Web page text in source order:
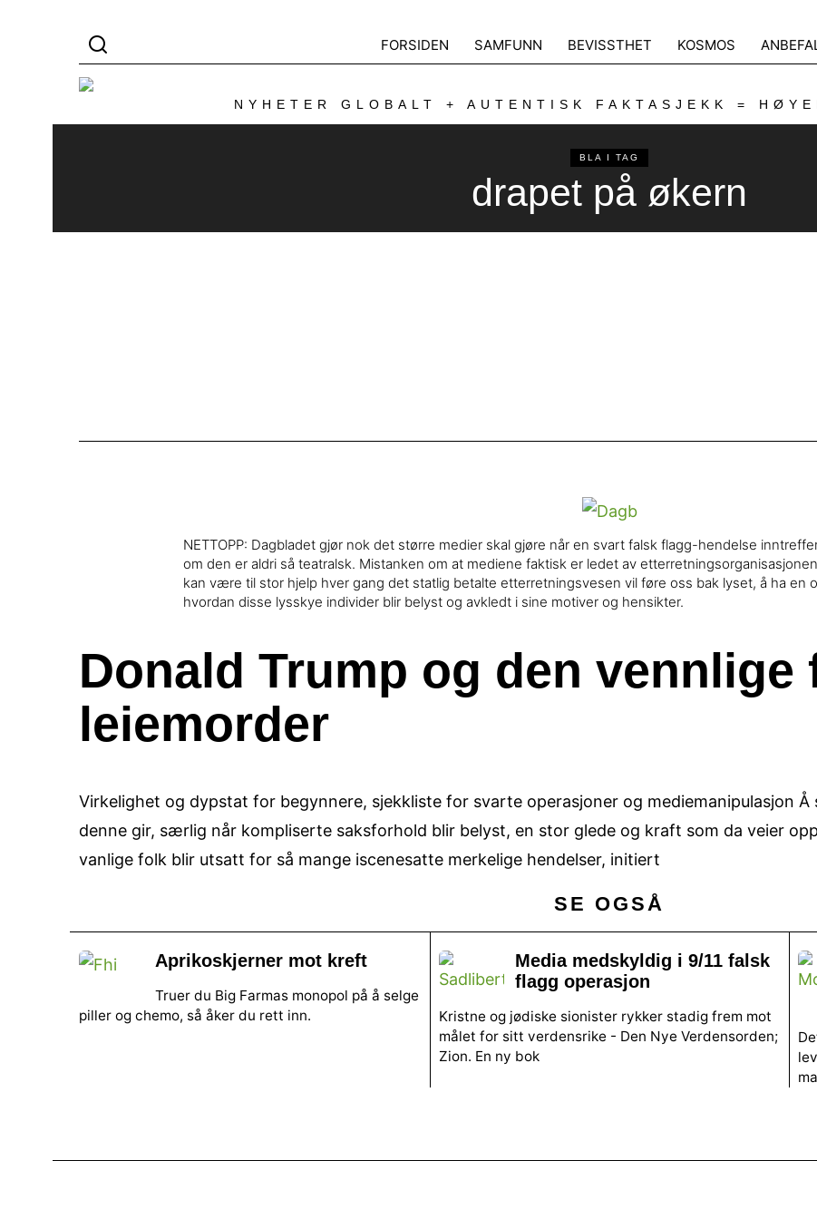
FORSIDEN SAMFUNN BEVISSTHET KOSMOS
NYHETER GLOBALT + AUTENTISK FAKTASJEKK =
BLA I TAG
drapet på økern
NETTOPP: Dagbladet gjør nok det større medier skal gjøre når en svart falsk flagg-hendelse
om den er aldri så teatralsk. Mistanken om at mediene faktisk er ledet av
kan være til stor hjelp hver gang det statlig betalte etterretningsvesen vil føre oss bak lyset, å ha en
hvordan disse lysskye individer blir belyst og avkledt i sine motiver og hensikter.
Donald Trump og den vennlige
leiemorder
Virkelighet og dypstat for begynnere, sjekkliste for svarte operasjoner og mediemanipulasjon
denne gir, særlig når kompliserte saksforhold blir belyst, en stor glede og kraft som da veier
vanlige folk blir utsatt for så mange iscenesatte merkelige hendelser, initiert
SE OGSÅ
Aprikoskjerner mot kreft
Truer du Big Farmas monopol på å selge
piller og chemo, så åker du rett inn.
Media medskyldig i 9/11 falsk
flagg operasjon
Kristne og jødiske sionister rykker stadig frem mot
målet for sitt verdensrike - Den Nye Verdensorden;
Zion. En ny bok